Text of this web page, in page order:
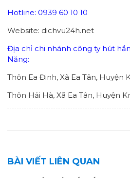
Hotline: 0939 60 10 10
Website: dichvu24h.net
Địa chỉ chi nhánh công ty hút
Năng:
Thôn Ea Đinh, Xã Ea Tân, Huyện
Thôn Hải Hà, Xã Ea Tân, Huyện
BÀI VIẾT LIÊN QUAN